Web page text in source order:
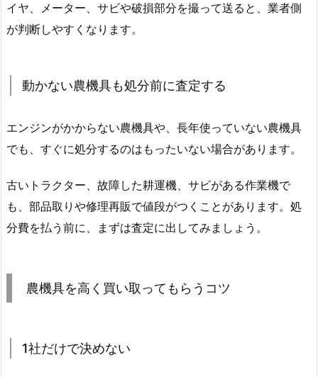
イヤ、メーター、サビや破損部分を撮って送ると、業者側
が判断しやすくなります。
動かない農機具も処分前に査定する
エンジンがかからない農機具や、長年使っていない農機具
でも、すぐに処分するのはもったいない場合があります。
古いトラクター、故障した耕運機、サビがある作業機で
も、部品取りや修理再販で値段がつくことがあります。処
分費を払う前に、まずは査定に出してみましょう。
農機具を高く買い取ってもらうコツ
1社だけで決めない